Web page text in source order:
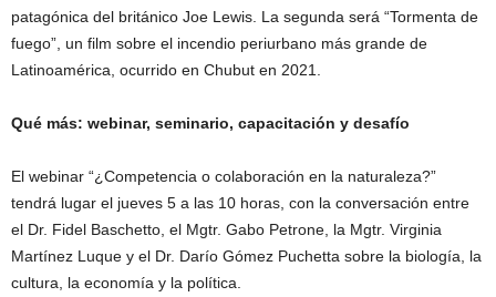
patagónica del británico Joe Lewis. La segunda será “Tormenta de
fuego”, un film sobre el incendio periurbano más grande de
Latinoamérica, ocurrido en Chubut en 2021.
Qué más: webinar, seminario, capacitación y desafío
El webinar “¿Competencia o colaboración en la naturaleza?”
tendrá lugar el jueves 5 a las 10 horas, con la conversación entre
el Dr. Fidel Baschetto, el Mgtr. Gabo Petrone, la Mgtr. Virginia
Martínez Luque y el Dr. Darío Gómez Puchetta sobre la biología, la
cultura, la economía y la política.